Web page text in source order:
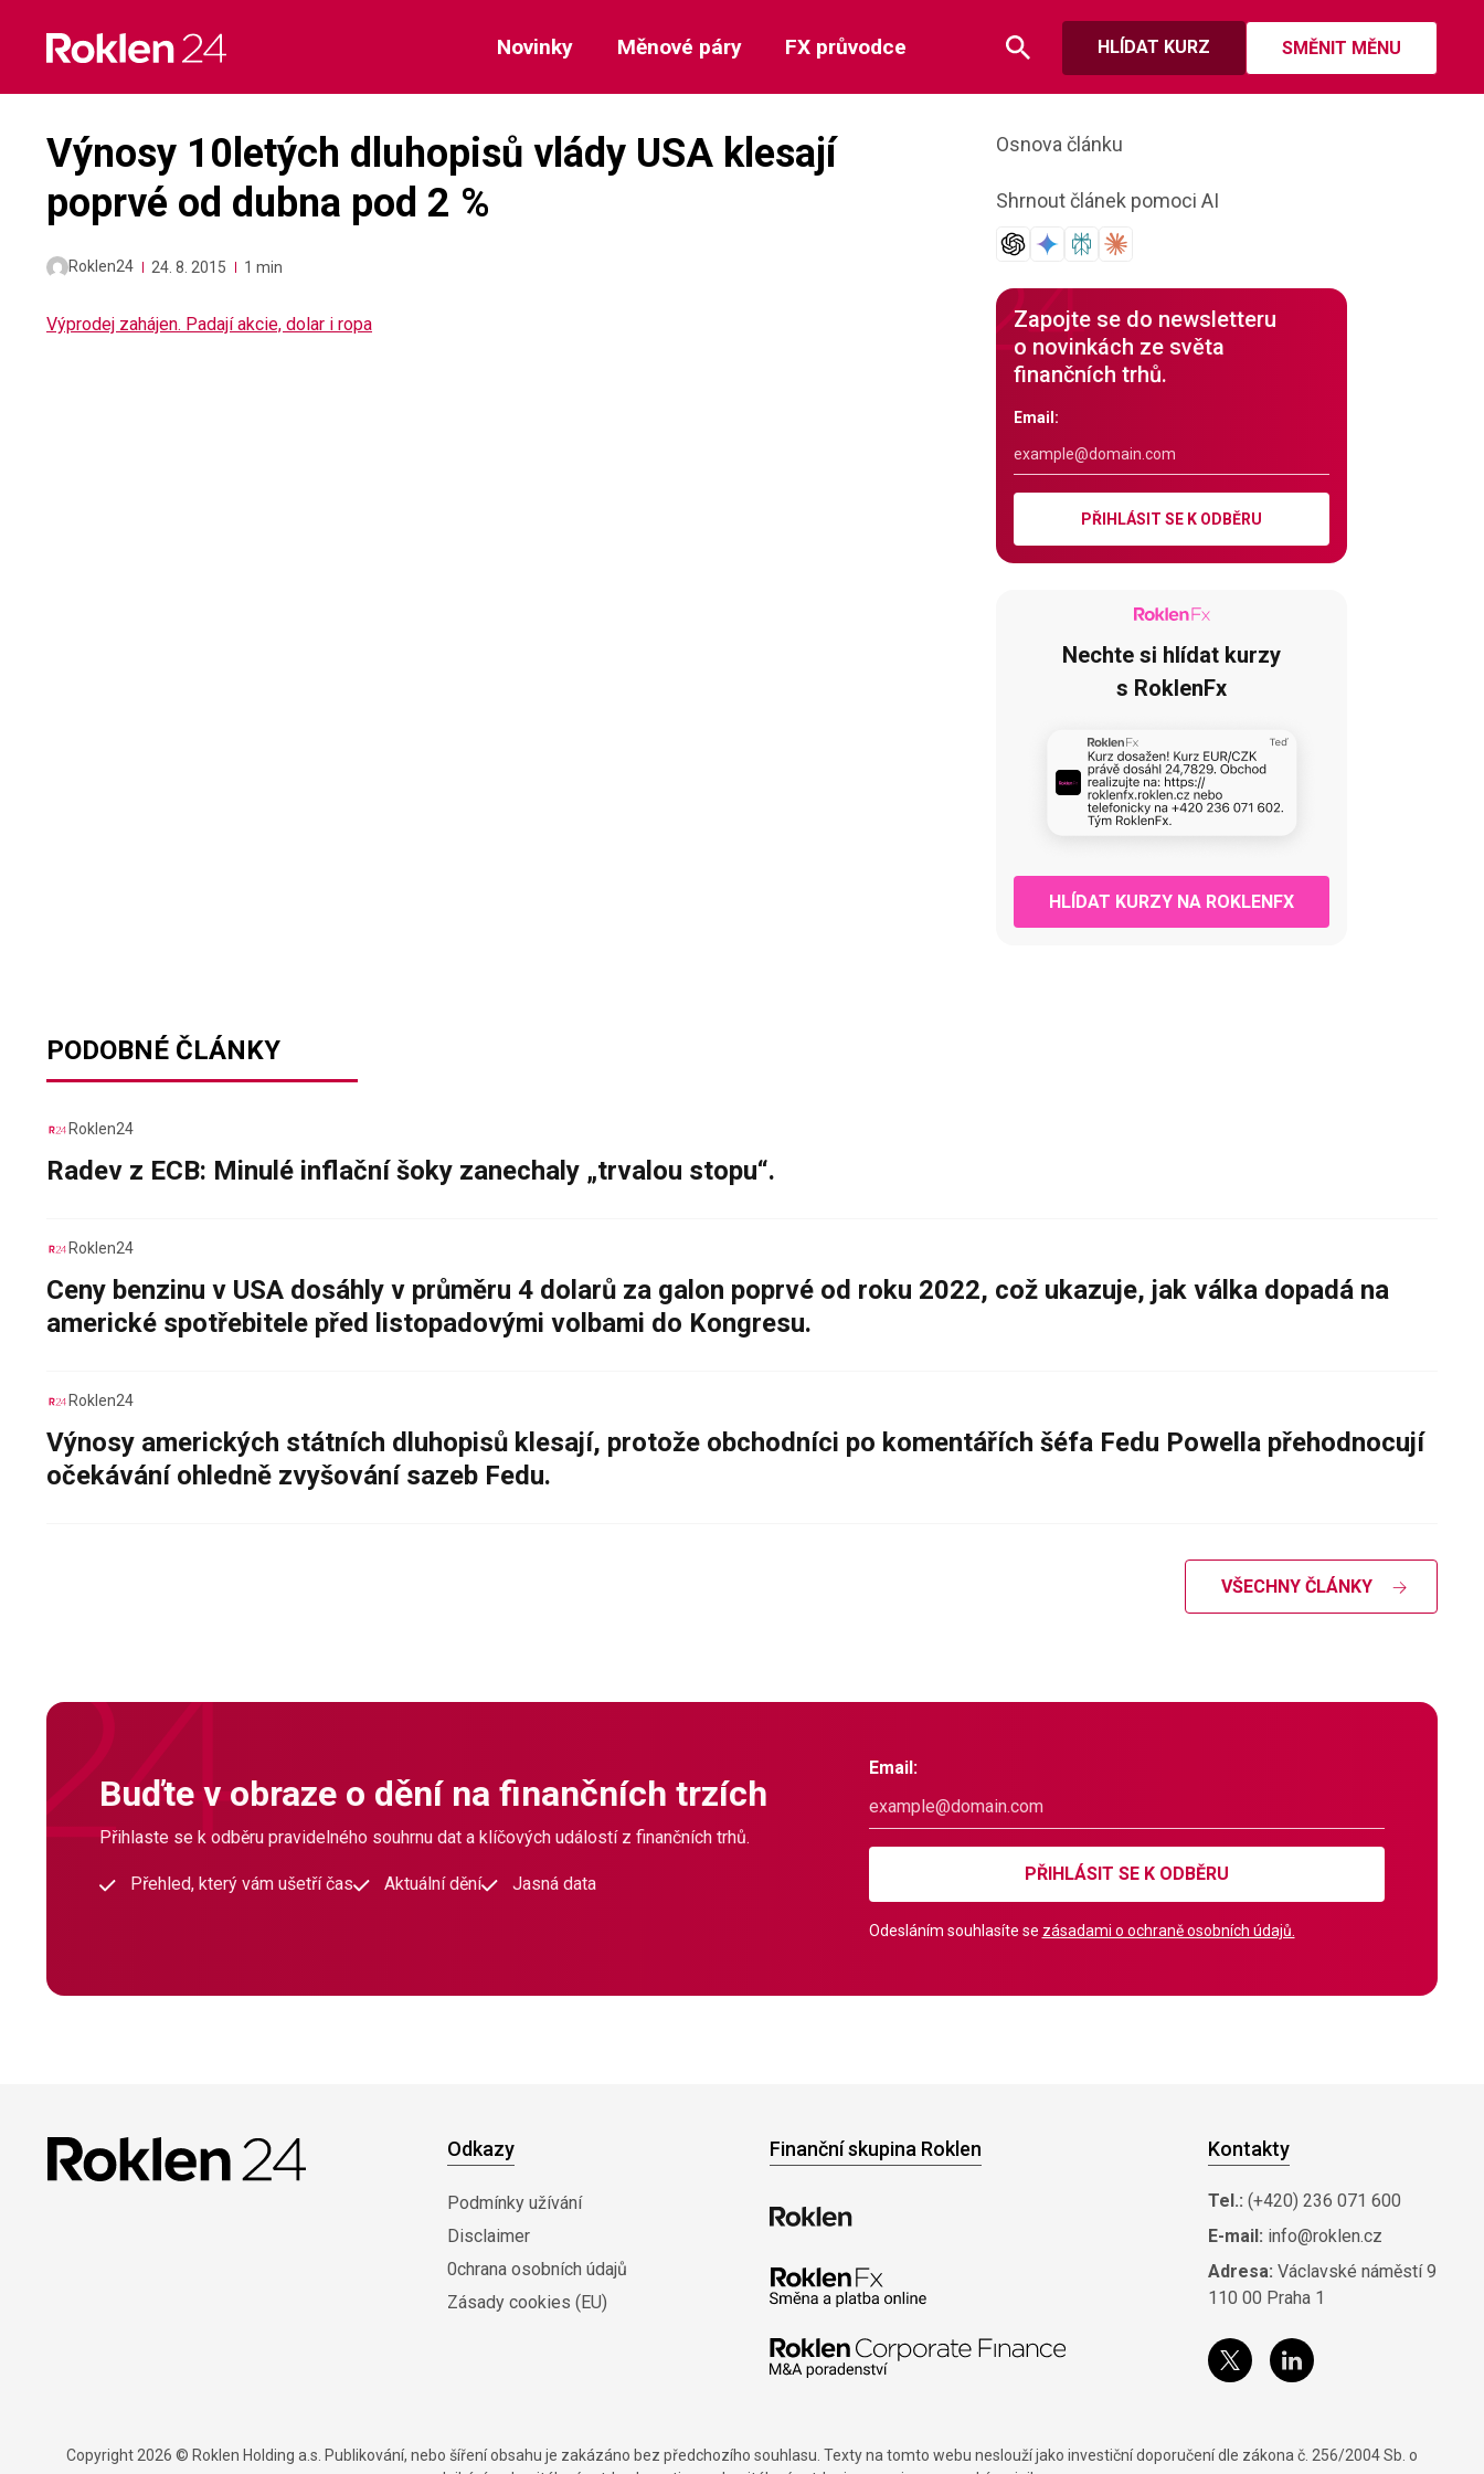
content
HLÍDAT KURZ SMĚNIT MĚNU
Novinky Měnové páry FX průvodce
Výnosy 10letých dluhopisů vlády USA klesají
poprvé od dubna pod 2 %
Roklen24 24. 8. 2015 1 min
Výprodej zahájen. Padají akcie, dolar i ropa
Osnova článku
Shrnout článek pomoci AI
Zapojte se do newsletteru
o novinkách ze světa
finančních trhů.
Email:
PŘIHLÁSIT SE K ODBĚRU
Nechte si hlídat kurzy
s RoklenFx
HLÍDAT KURZY NA ROKLENFX
PODOBNÉ ČLÁNKY
Roklen24
Radev z ECB: Minulé inflační šoky zanechaly „trvalou stopu“.
Roklen24
Ceny benzinu v USA dosáhly v průměru 4 dolarů za galon poprvé od roku 2022, což ukazuje, jak válka dopadá na
americké spotřebitele před listopadovými volbami do Kongresu.
Roklen24
Výnosy amerických státních dluhopisů klesají, protože obchodníci po komentářích šéfa Fedu Powella přehodnocují
očekávání ohledně zvyšování sazeb Fedu.
VŠECHNY ČLÁNKY
Buďte v obraze o dění na finančních trzích
Přihlaste se k odběru pravidelného souhrnu dat a klíčových událostí z finančních trhů.
Přehled, který vám ušetří čas Aktuální dění Jasná data
Email:
PŘIHLÁSIT SE K ODBĚRU
Odesláním souhlasíte se zásadami o ochraně osobních údajů.
Odkazy
Podmínky užívání
Disclaimer
0chrana osobních údajů
Zásady cookies (EU)
Finanční skupina Roklen Kontakty
Tel.: (+420) 236 071 600
E-mail: info@roklen.cz
Adresa: Václavské náměstí 9
110 00 Praha 1
Copyright 2026 © Roklen Holding a.s. Publikování, nebo šíření obsahu je zakázáno bez předchozího souhlasu. Texty na tomto webu neslouží jako investiční doporučení dle zákona č. 256/2004 Sb. o